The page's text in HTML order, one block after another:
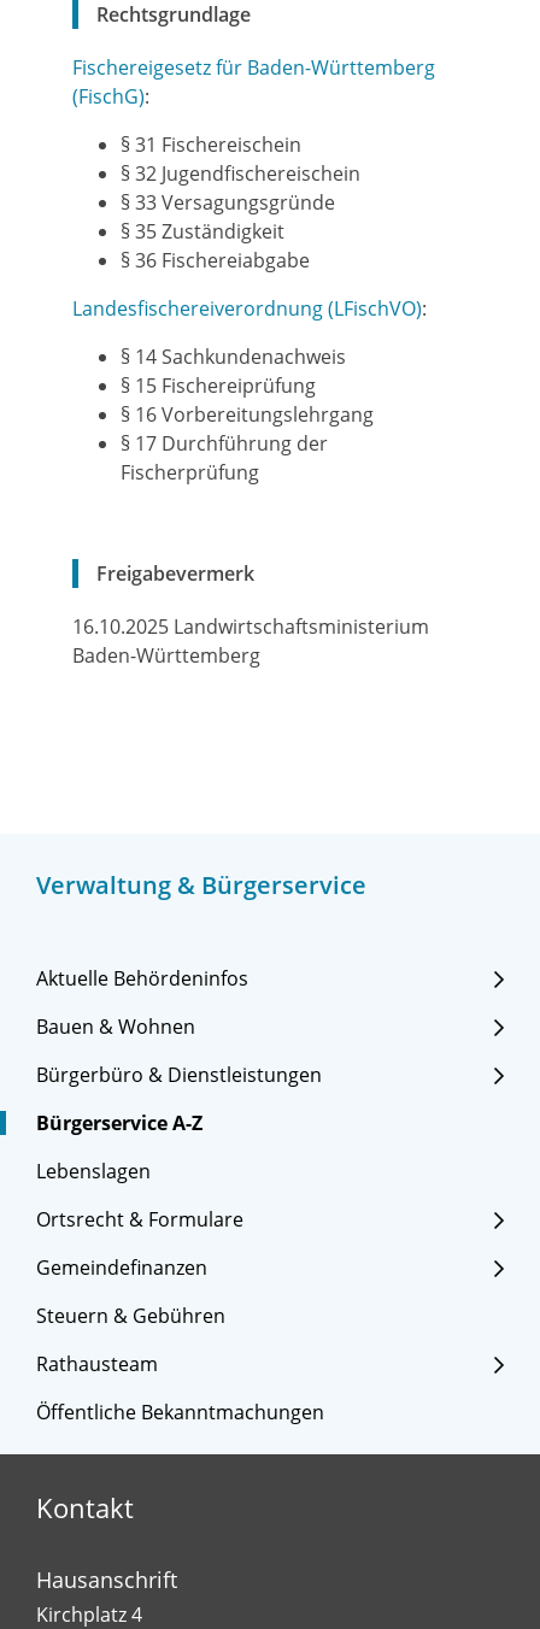
Verwaltung & Bürgerservice
Aktuelle Behördeninfos
Bauen & Wohnen
Bürgerbüro & Dienstleistungen
Bürgerservice A-Z
Lebenslagen
Ortsrecht & Formulare
Gemeindefinanzen
Steuern & Gebühren
Rathausteam
Öffentliche Bekanntmachungen
Rechtsgrundlage
Fischereigesetz für Baden-Württemberg
(FischG):
§ 31 Fischereischein
§ 32 Jugendfischereischein
§ 33 Versagungsgründe
§ 35 Zuständigkeit
§ 36 Fischereiabgabe
Landesfischereiverordnung (LFischVO):
§ 14Sachkundenachweis
§ 15 Fischereiprüfung
§ 16 Vorbereitungslehrgang
§ 17 Durchführung der
Fischerprüfung
Freigabevermerk
16.10.2025 Landwirtschaftsministerium
Baden-Württemberg
Kontakt
Hausanschrift
Kirchplatz 4